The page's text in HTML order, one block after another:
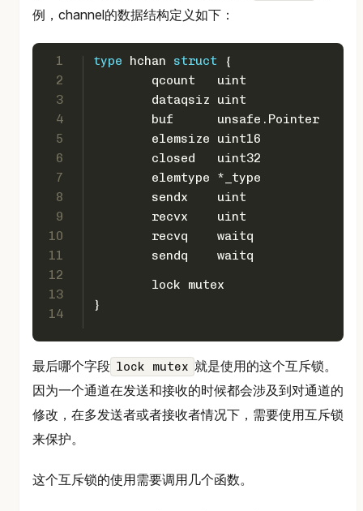
例，channel的数据结构定义如下：
1
2
3
4
5
6
7
8
9
10
11
12
13
14
type hchan struct {
	qcount
uint
	dataqsiz
uint
	buf      unsafe.Pointer
	elemsize
uint16
	closed
uint32
	elemtype *_type
	sendx
uint
	recvx
uint
	recvq    waitq
	sendq    waitq
	lock mutex
}
最后哪个字段 lock mutex 就是使用的这个互斥锁。
因为一个通道在发送和接收的时候都会涉及到对通道的
修改，在多发送者或者接收者情况下，需要使用互斥锁
来保护。
这个互斥锁的使用需要调用几个函数。